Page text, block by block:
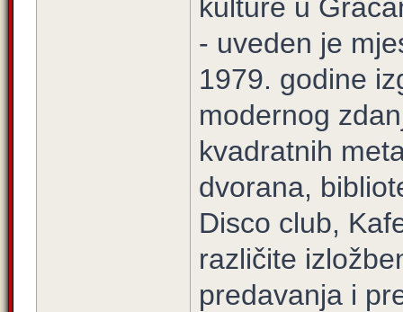
kulture u
- uveden je
1979. godine
modernog
kvadratnih
dvorana,
Disco club,
različite
predavanja i